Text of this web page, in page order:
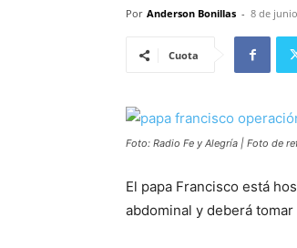
Por Anderson Bonillas - 8 de
Cuota
Foto: Radio Fe y Alegría | Foto de
El papa Francisco está
abdominal y deberá